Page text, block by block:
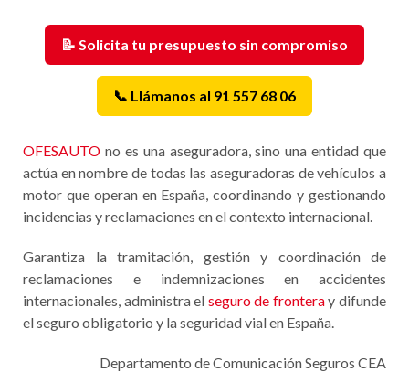
📝 Solicita tu presupuesto sin compromiso
📞 Llámanos al 91 557 68 06
OFESAUTO no es una aseguradora, sino una entidad que
actúa en nombre de todas las aseguradoras de vehículos a
motor que operan en España, coordinando y gestionando
incidencias y reclamaciones en el contexto internacional.
Garantiza la tramitación, gestión y coordinación de
reclamaciones e indemnizaciones en accidentes
internacionales, administra el seguro de fronteray difunde
el seguro obligatorio y la seguridad vial en España.
Departamento de Comunicación Seguros CEA